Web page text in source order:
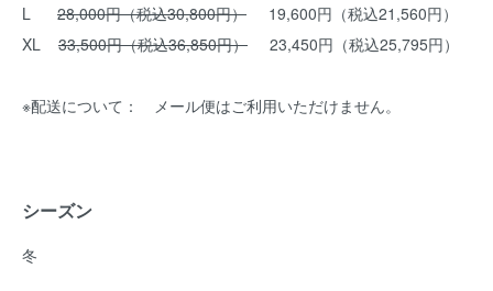
L 28,000円（税込30,800円） 19,600円（税込21,560円）
XL 33,500円（税込36,850円） 23,450円（税込25,795円）
※配送について： メール便はご利用いただけません。
シーズン
冬